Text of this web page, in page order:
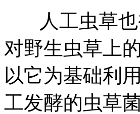
人工虫草也
对野生虫草上
以它为基础利
工发酵的虫草